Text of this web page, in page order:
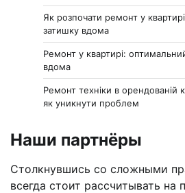
Як розпочати ремонт у
затишку вдома
Ремонт у квартирі:
вдома
Ремонт техніки в орендованій
як уникнути проблем
Наши партнёры
Столкнувшись со сложными
всегда стоит рассчитывать на